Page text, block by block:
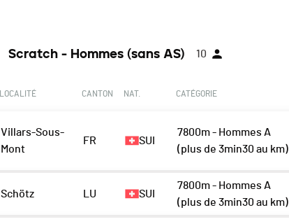
Scratch - Hommes (sans AS) 10
LOCALITÉ CANTON NAT. CATÉGORIE
Villars-Sous-
Mont
FR SUI
7800m - Hommes A
(plus de 3min30 au km)
Schötz LU SUI
7800m - Hommes A
(plus de 3min30 au km)